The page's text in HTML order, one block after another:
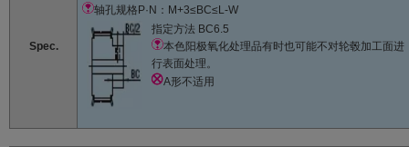
Spec.
轴孔规格P·N：M+3≤BC≤L-W
指定方法 BC6.5
本色阳极氧化处理品有时也可能不对轮毂加工面进
行表面处理。
A形不适用